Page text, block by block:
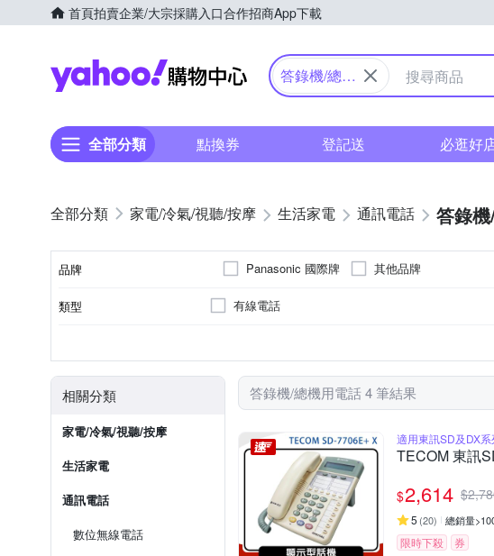
首頁拍賣企業/大宗採購入口合作招商App下載
Yahoo購物中心
答錄機/總機
全部分類 點換券 登記送 必逛好
家電/冷氣/視聽/按摩 生活家電 通訊電話 答錄
品牌 Panasonic 國際牌 其他品牌
類型 有線電話
相關分類
家電/冷氣/視聽/按摩
生活家電
通訊電話
數位無線電話
答錄機/總機用電話 4 筆結果
適用東訊SD及DX
TECOM 東訊
$2,614 $
5 (20) 總銷量
限時下殺 券